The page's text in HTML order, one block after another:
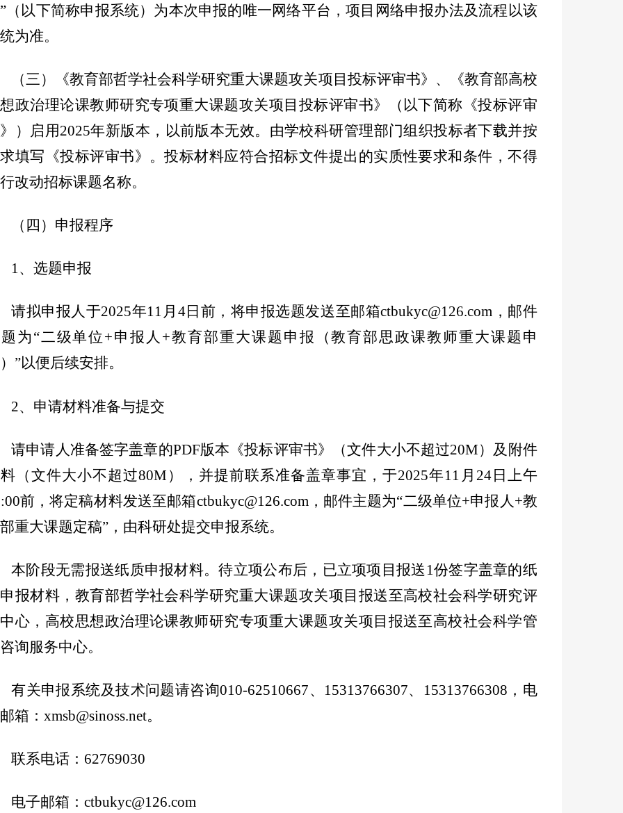
（以下简称申报系统）为本次申报的唯一网络平台，项目网络申报办法及流程以该
为准。
（三）《教育部哲学社会科学研究重大课题攻关项目投标评审书》、《教育部高校
政治理论课教师研究专项重大课题攻关项目投标评审书》（以下简称《投标评审
）启用2025年新版本，以前版本无效。由学校科研管理部门组织投标者下载并按
填写《投标评审书》。投标材料应符合招标文件提出的实质性要求和条件，不得
改动招标课题名称。
（四）申报程序
1、选题申报
请拟申报人于2025年11月4日前，将申报选题发送至邮箱ctbukyc@126.com，邮件
为“二级单位+申报人+教育部重大课题申报（教育部思政课教师重大课题申
”以便后续安排。
2、申请材料准备与提交
请申请人准备签字盖章的PDF版本《投标评审书》（文件大小不超过20M）及附件
（文件大小不超过80M），并提前联系准备盖章事宜，于2025年11月24日上午
前，将定稿材料发送至邮箱ctbukyc@126.com，邮件主题为“二级单位+申报人+教
重大课题定稿”，由科研处提交申报系统。
本阶段无需报送纸质申报材料。待立项公布后，已立项项目报送1份签字盖章的纸
报材料，教育部哲学社会科学研究重大课题攻关项目报送至高校社会科学研究评
心，高校思想政治理论课教师研究专项重大课题攻关项目报送至高校社会科学管
询服务中心。
有关申报系统及技术问题请咨询010-62510667、15313766307、15313766308，电
箱：xmsb@sinoss.net。
联系电话：62769030
电子邮箱：ctbukyc@126.com